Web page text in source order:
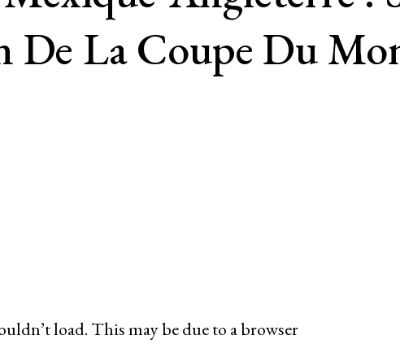
De La Coupe Du
load. This may be due to a browser